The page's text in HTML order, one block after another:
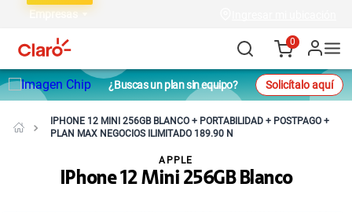
Empresas
0
¿Buscas un plan sin equipo? Solicítalo aquí
IPHONE 12 MINI 256GB BLANCO + PORTABILIDAD + POSTPAGO +
PLAN MAX NEGOCIOS ILIMITADO 189.90 N
IPhone 12 Mini 256GB Blanco
APPLE